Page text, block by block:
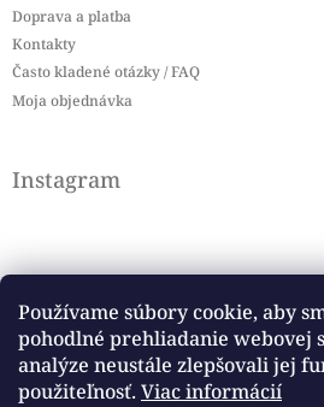
Používame súbory cookie, aby
pohodlné prehliadanie webovej
analýze neustále zlepšovali jej
použiteľnosť. Viac informácií
Doprava a platba
Kontakty
Často kladené otázky / FAQ
Moja objednávka
Instagram
Sledovať na Instagrame